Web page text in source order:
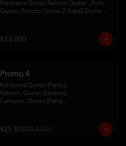
Kanikama Queso,Salmon Queso , Pollo
Queso, Palmito Queso 2 Soya2 Dulce 2
$24.000
Promo 4
Kanikama,Queso (Panko)
Salmón, Queso (Sesamo)
Camaron, Queso (Palta)
$25.500$34.300